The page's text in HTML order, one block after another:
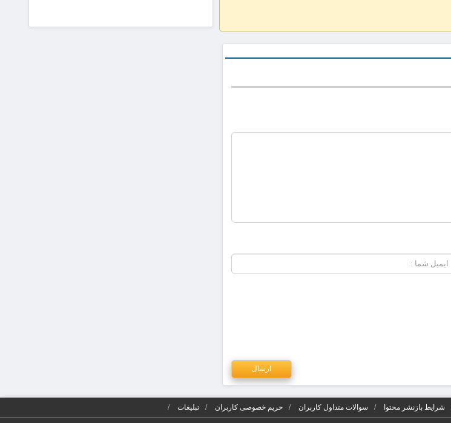
شرایط بازنشر محتوا سوالات متداول کاربران حریم خصوصی کاربران تبلیغات